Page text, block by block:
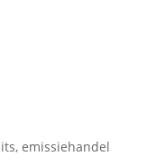
emissiehandel